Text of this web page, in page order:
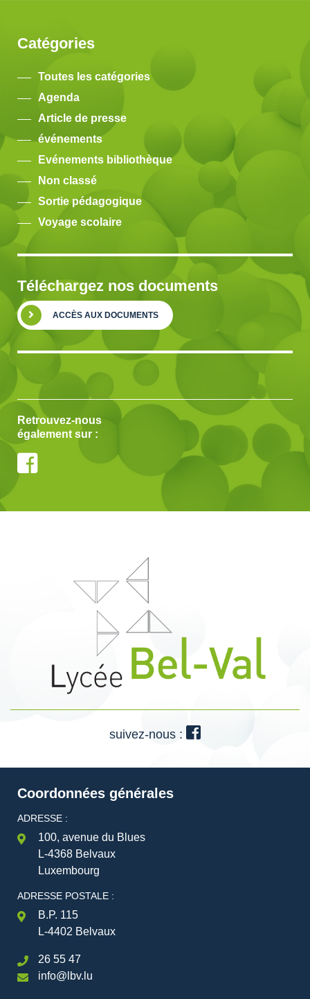
Catégories
Toutes les catégories
Agenda
Article de presse
événements
Evénements bibliothèque
Non classé
Sortie pédagogique
Voyage scolaire
Téléchargez nos documents
ACCÈS AUX DOCUMENTS
Retrouvez-nous
également sur :
suivez-nous :
Coordonnées générales
ADRESSE :
100, avenue du Blues
L-4368 Belvaux
Luxembourg
ADRESSE POSTALE :
B.P. 115
L-4402 Belvaux
26 55 47
info@lbv.lu